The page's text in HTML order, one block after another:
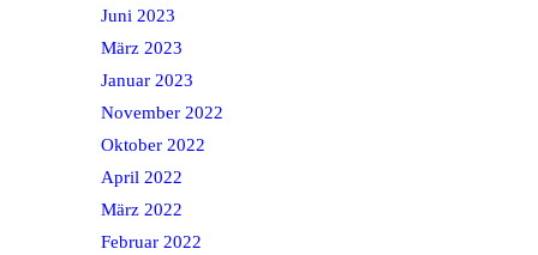
Juni 2023
März 2023
Januar 2023
November 2022
Oktober 2022
April 2022
März 2022
Februar 2022